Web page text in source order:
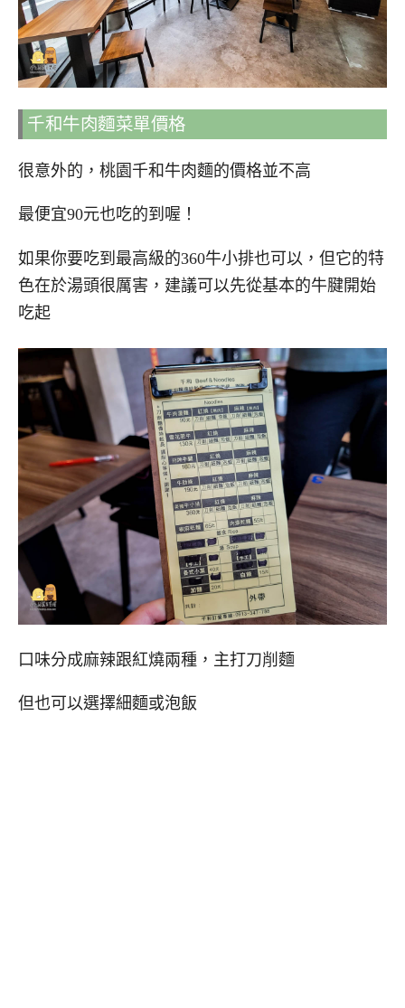
千和牛肉麵菜單價格
很意外的，桃園千和牛肉麵的價格並不高
最便宜90元也吃的到喔！
如果你要吃到最高級的360牛小排也可以，但它的特
色在於湯頭很厲害，建議可以先從基本的牛腱開始
吃起
口味分成麻辣跟紅燒兩種，主打刀削麵
但也可以選擇細麵或泡飯